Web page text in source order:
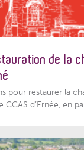
de la
pour restaurer la
d’Ernée, en